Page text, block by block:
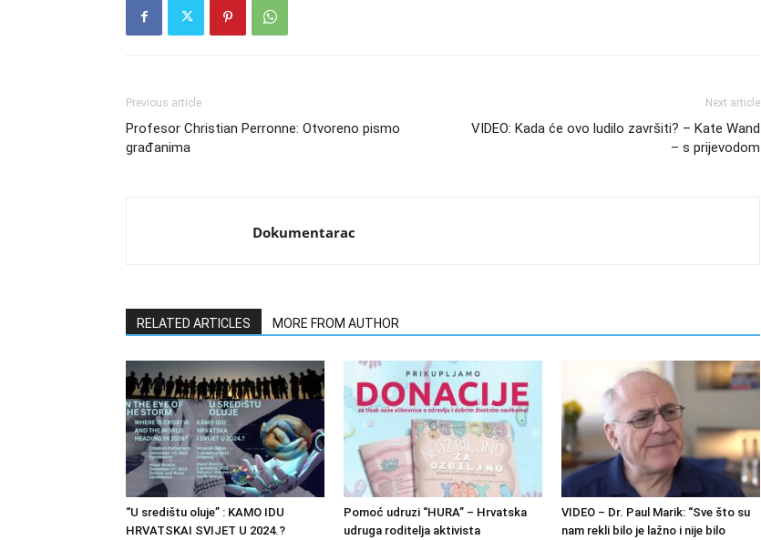
Previous article
Profesor Christian Perronne: Otvoreno pismo
građanima
Next article
VIDEO: Kada će ovo ludilo završiti? – Kate Wand
– s prijevodom
Dokumentarac
RELATED ARTICLES MORE FROM AUTHOR
“U središtu oluje” : KAMO IDU
HRVATSKAI SVIJET U 2024.?
Pomoć udruzi “HURA” – Hrvatska
udruga roditelja aktivista
VIDEO – Dr. Paul Marik: “Sve što su
nam rekli bilo je lažno i nije bilo